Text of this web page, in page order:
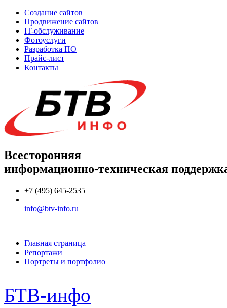
Создание сайтов
Продвижение сайтов
IT-обслуживание
Фотоуслуги
Разработка ПО
Прайс-лист
Контакты
Всесторонняя
информационно-техническая
+7 (495) 645-2535
info@btv-info.ru
Главная страница
Репортажи
Портреты и портфолио
БТВ-инфо